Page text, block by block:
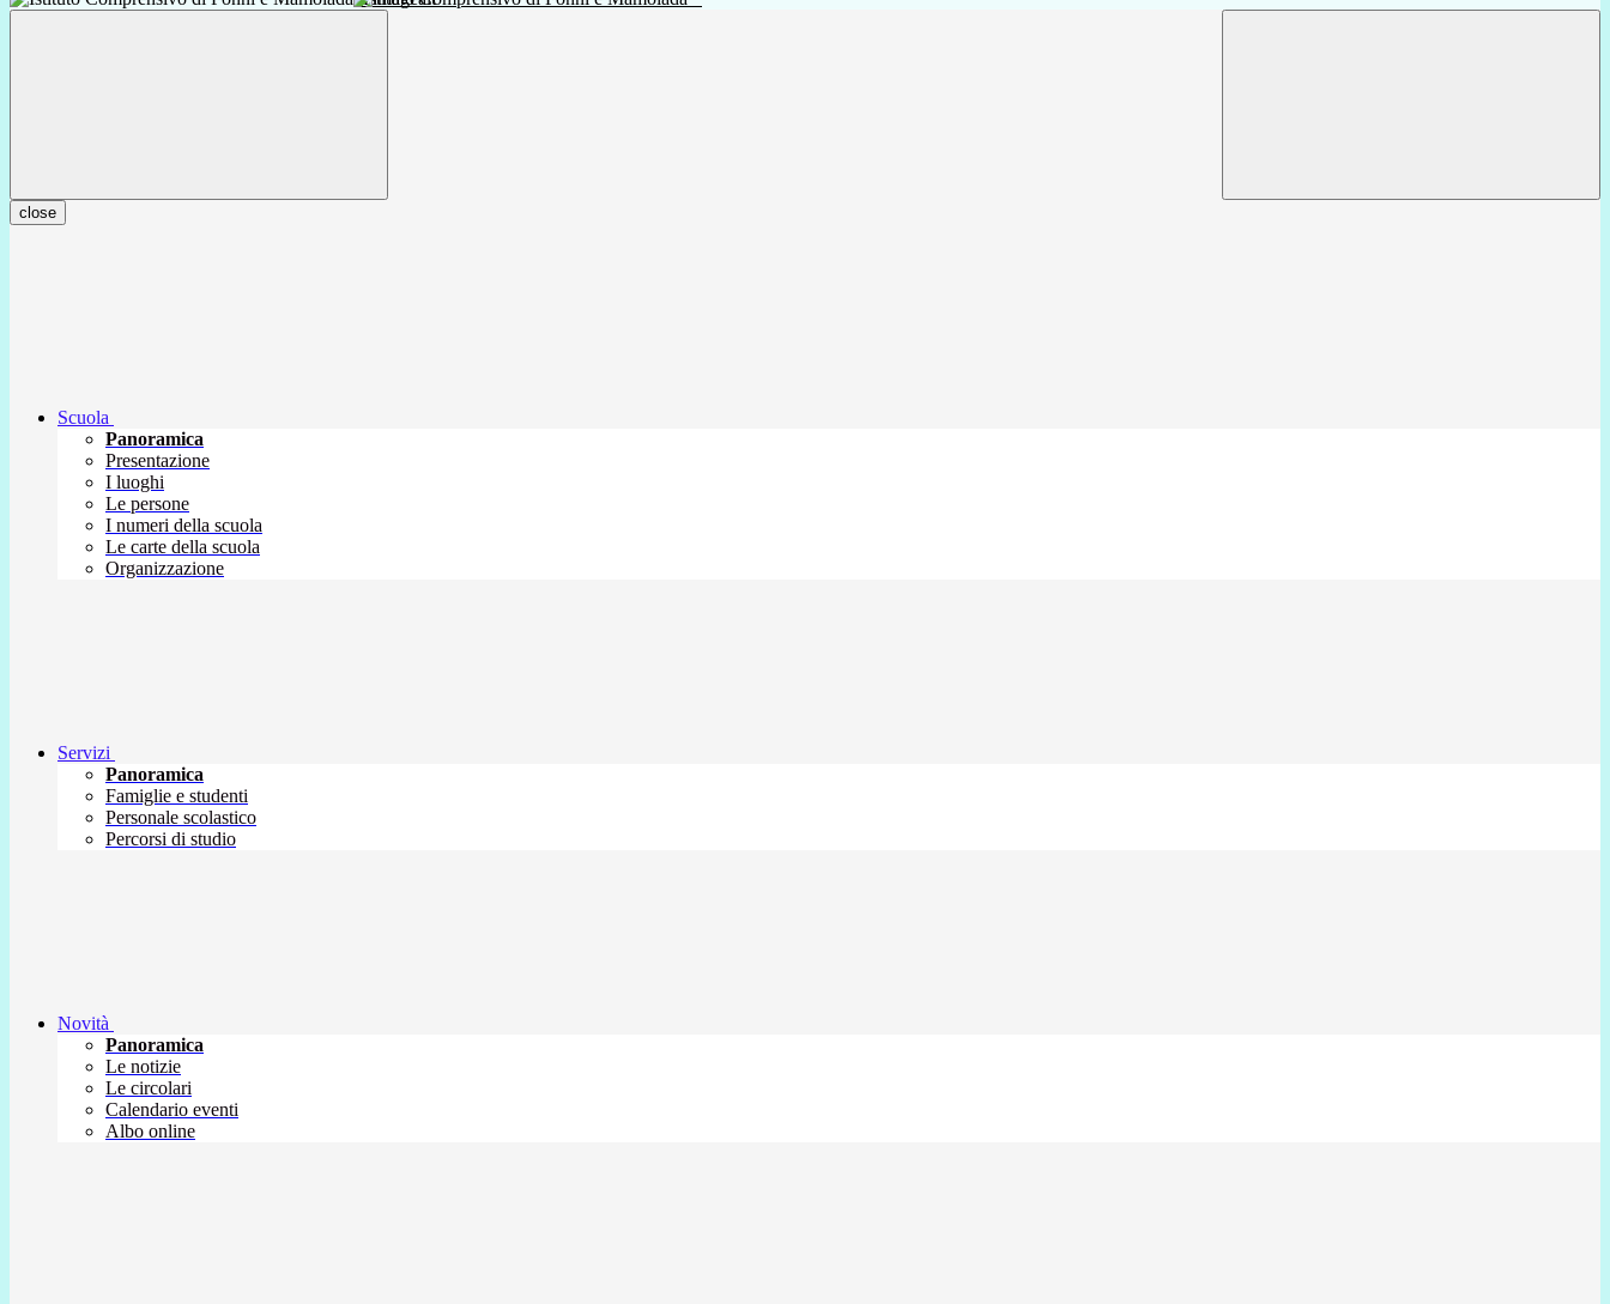
close
Scuola
Panoramica
Presentazione
I luoghi
Le persone
I numeri della scuola
Le carte della scuola
Organizzazione
Servizi
Panoramica
Famiglie e studenti
Personale scolastico
Percorsi di studio
Novità
Panoramica
Le notizie
Le circolari
Calendario eventi
Albo online